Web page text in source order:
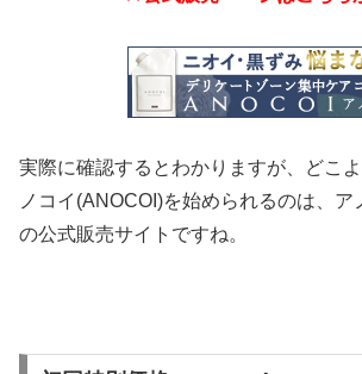
実際に確認するとわかりますが、どこ
ノコイ(ANOCOI)を始められるのは、ア
の公式販売サイトですね。